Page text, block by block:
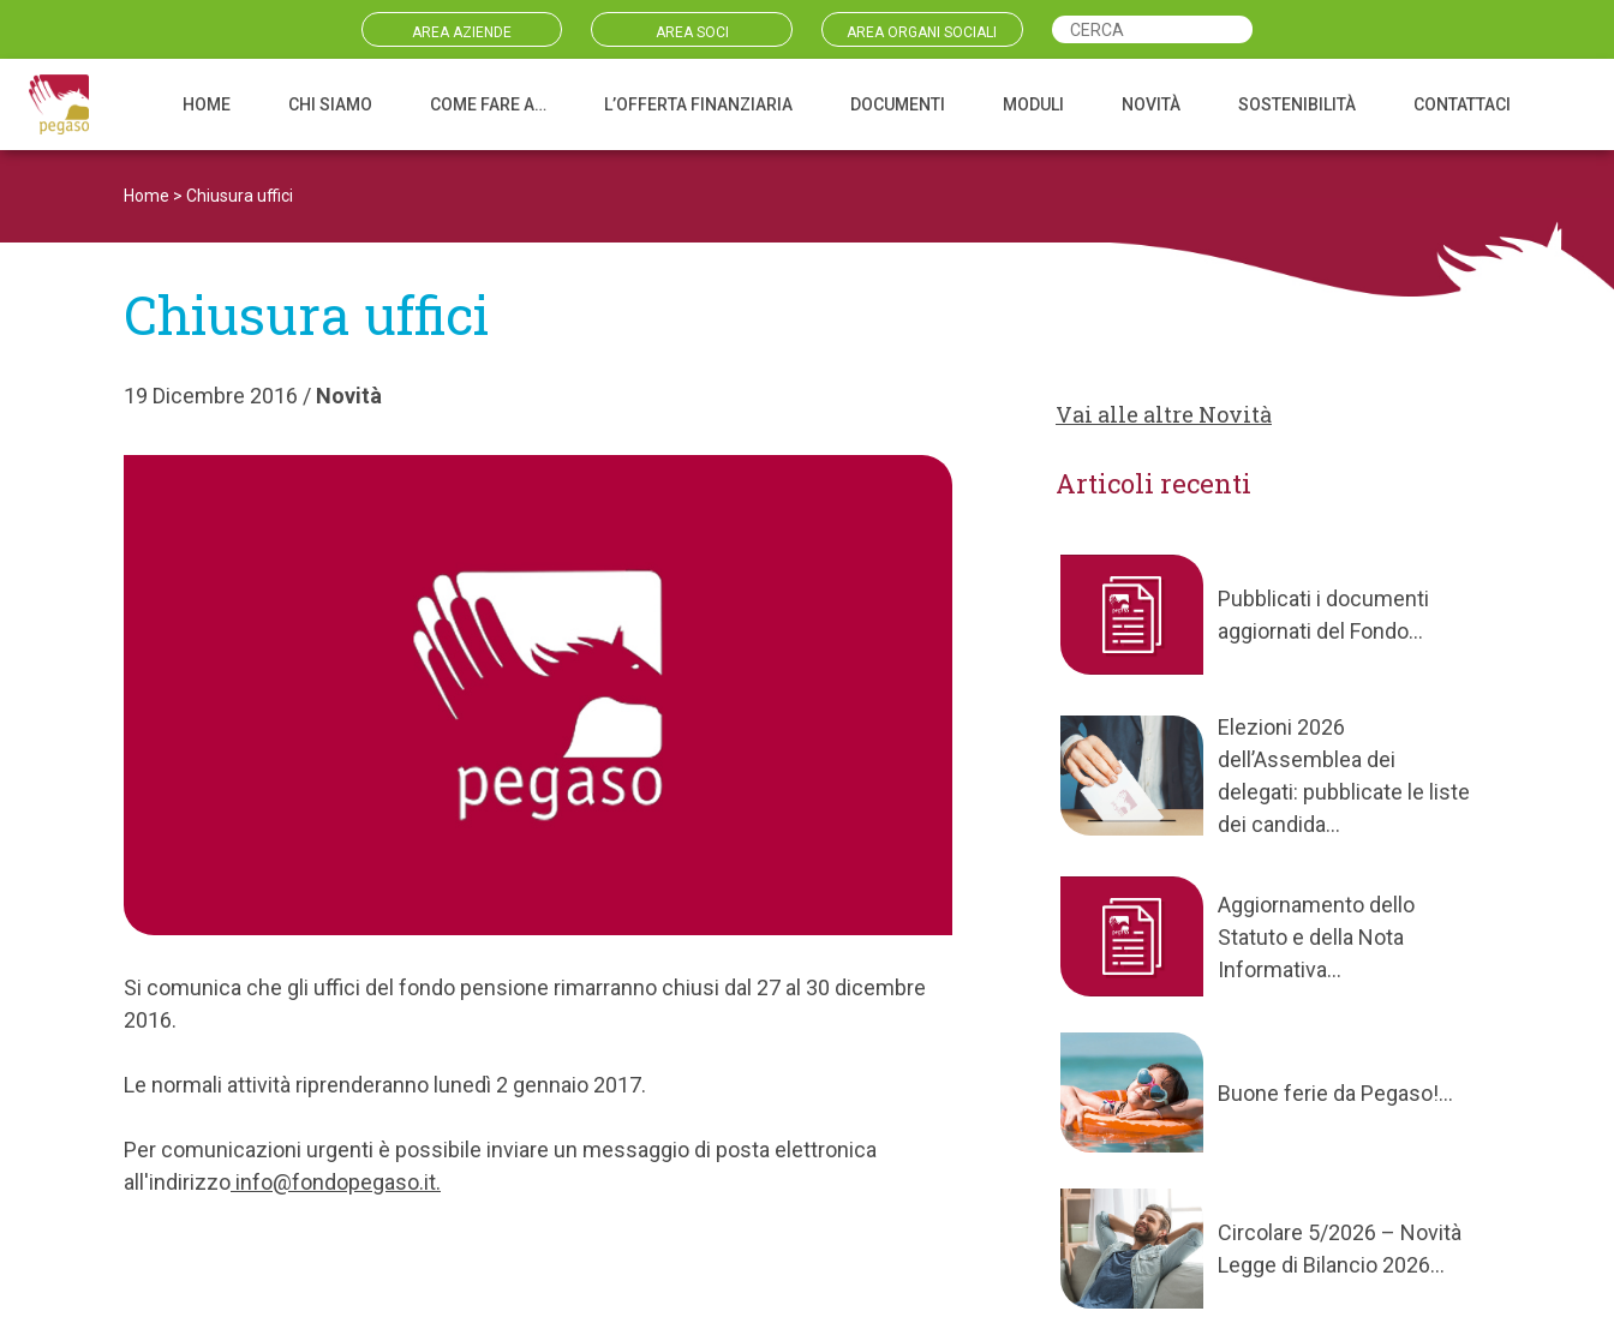
AREA AZIENDE AREA SOCI AREA ORGANI SOCIALI
Navigazione principale
HOME CHI SIAMO COME FARE A… L’OFFERTA FINANZIARIA DOCUMENTI MODULI NOVITÀ SOSTENIBILITÀ CONTATTACI
Home > Chiusura uffici
Chiusura uffici
19 Dicembre 2016 / Novità
Si comunica che gli uffici del fondo pensione rimarranno chiusi dal 27 al 30 dicembre
2016.
Le normali attività riprenderanno lunedì 2 gennaio 2017.
Per comunicazioni urgenti è possibile inviare un messaggio di posta elettronica
all'indirizzo info@fondopegaso.it.
Vai alle altre Novità
Articoli recenti
Pubblicati i documenti
aggiornati del Fondo...
Elezioni 2026
dell’Assemblea dei
delegati: pubblicate le liste
dei candida...
Aggiornamento dello
Statuto e della Nota
Informativa...
Buone ferie da Pegaso!...
Circolare 5/2026 – Novità
Legge di Bilancio 2026...